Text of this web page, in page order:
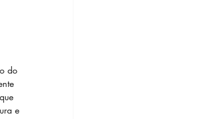
do
e